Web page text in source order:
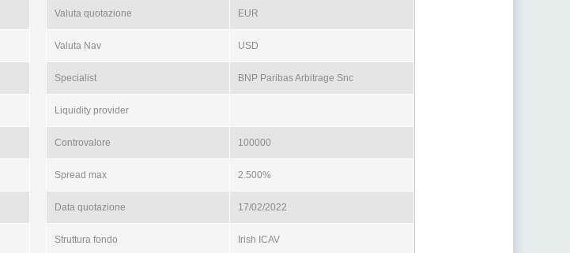
Valuta quotazione EUR
Valuta Nav USD
Specialist BNP Paribas Arbitrage Snc
Liquidity provider
Controvalore 100000
Spread max 2.500%
Data quotazione 17/02/2022
Struttura fondo Irish ICAV